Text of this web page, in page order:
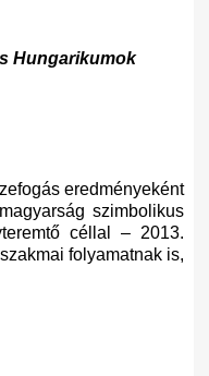
Hungarikumok
eredményeként
szimbolikus
céllal – 2013.
folyamatnak is,